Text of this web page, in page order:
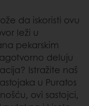
da iskoristi ovu
leži u
pekarskim
deluju
Istražite naš
u Puratos
ovi sastojci,